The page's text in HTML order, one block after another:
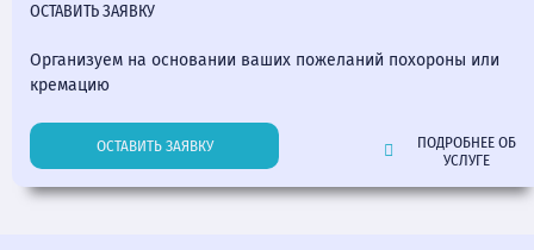
ОСТАВИТЬ ЗАЯВКУ
Организуем на основании ваших пожеланий похороны или
кремацию
ОСТАВИТЬ ЗАЯВКУ
ПОДРОБНЕЕ ОБ
УСЛУГЕ